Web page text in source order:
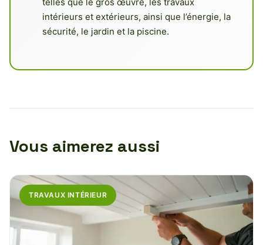
intérieurs et extérieurs, ainsi que l’énergie, la
sécurité, le jardin et la piscine.
Vous aimerez aussi
TRAVAUX INTÉRIEUR